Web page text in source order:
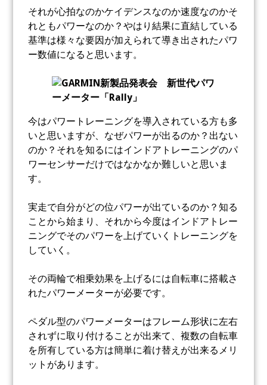
それが心拍なのかケイデンスなのか速度なのかそ
れともパワーなのか？やはり結果に直結している
基準は様々な要因が加えられて導き出されたパワ
ー数値になると思います。
今はパワートレーニングを導入されている方も多
いと思いますが、なぜパワーが出るのか？出ない
のか？それを知るにはインドアトレーニングのパ
ワーセンサーだけではなかなか難しいと思いま
す。
実走で自分がどの位パワーが出ているのか？知る
ことから始まり、それから今度はインドアトレー
ニングでそのパワーを上げていくトレーニングを
していく。
その両輪で相乗効果を上げるには自転車に搭載さ
れたパワーメーターが必要です。
ペダル型のパワーメーターはフレーム形状に左右
されずに取り付けることが出来て、複数の自転車
を所有している方は簡単に着け替えが出来るメリ
ットがあります。